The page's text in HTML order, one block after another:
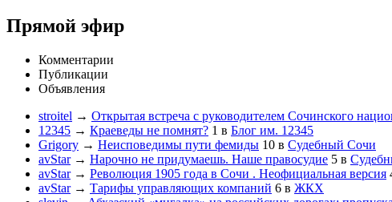
Прямой эфир
Комментарии
Публикации
Объявления
stroitel → Открытая встреча с руководителем Сочинского
12345 → Краеведы не помнят? 1 в Блог им. 12345
Grigory → Неисповедимы пути фемиды 10 в Судебный Сочи
avStar→ Нарочно не придумаешь. Наше правосудие 5 в
avStar→ Революция 1905 года в Сочи . Неофициальная версия
avStar→ Тарифы управляющих компаний 6 в ЖКХ